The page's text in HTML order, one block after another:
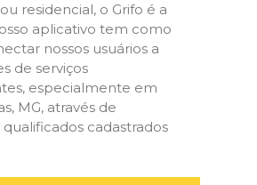
residencial, o Grifo é a
aplicativo tem como
nossos usuários a
de serviços
especialmente em
MG, através de
cadastrados